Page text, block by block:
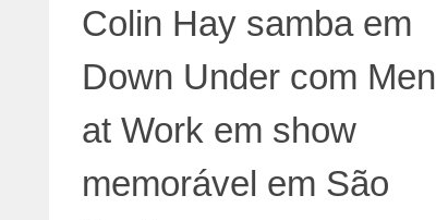
Colin Hay samba em
Down Under com Men
at Work em show
memorável em São